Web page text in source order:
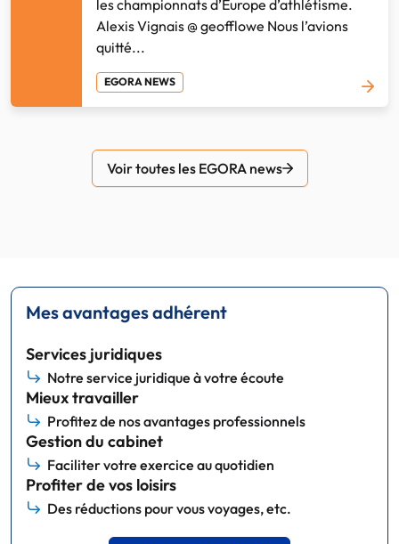
les championnats d’Europe d’athlétisme.
Alexis Vignais @ geofflowe Nous l’avions
quitté...
EGORA NEWS
Voir toutes les EGORA news
Mes avantages adhérent
Services juridiques
Notre service juridique à votre écoute
Mieux travailler
Profitez de nos avantages professionnels
Gestion du cabinet
Faciliter votre exercice au quotidien
Profiter de vos loisirs
Des réductions pour vous voyages, etc.